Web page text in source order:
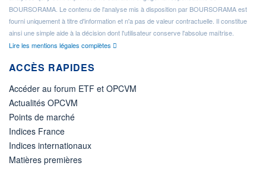
BOURSORAMA. Le contenu de l'analyse mis à disposition par BOURSORAMA est
fourni uniquement à titre d'information et n'a pas de valeur contractuelle. Il constitue
ainsi une simple aide à la décision dont l'utilisateur conserve l'absolue maîtrise.
Lire les mentions légales complètes
ACCÈS RAPIDES
Accéder au forum ETF et OPCVM
Actualités OPCVM
Points de marché
Indices France
Indices internationaux
Matières premières